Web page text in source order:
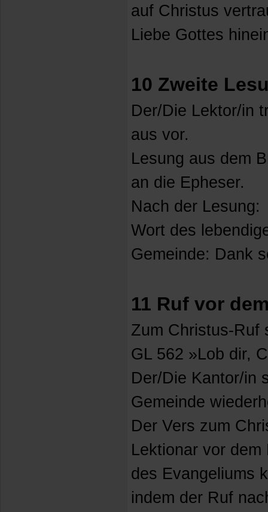
auf Christus
Liebe Gottes
10 Zweite
Der/Die Lektor/in
aus vor.
Lesung aus dem
an die Epheser.
Nach der Lesung:
Wort des
Gemeinde: Dank
11 Ruf vor
Zum Christus-Ruf
GL 562 »Lob dir,
Der/Die Kantor/in
Gemeinde
Der Vers zum
Lektionar vor
des Evangeliums
indem der Ruf